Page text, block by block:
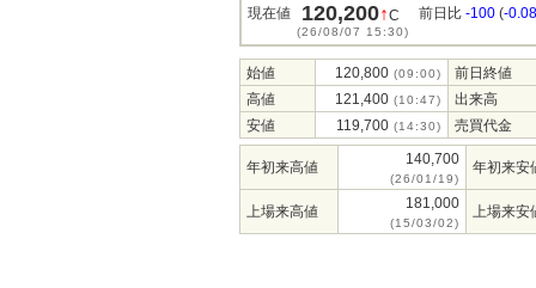
現在値 120,200↑C
(26/08/07 15:30)
前日比 -100 (-
始値 120,800 (09:00)
前日終値
高値
121,400 (10:47)
出来高
安値
119,700 (14:30) 売買代金
年初来高値 140,700
(26/01/19)
年初来安
上場来高値 181,000
(15/03/02)
上場来安